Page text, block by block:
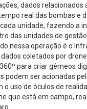
dados relacionados
real das bombas e
unidade, fazendo a
das unidades de
nessa operação é o
coletados por
para criar gêmeos
podem ser acionadas
uso de óculos de
que está em campo,